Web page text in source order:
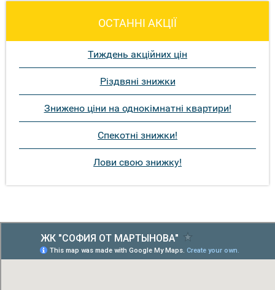
ОСТАННІ АКЦІЇ
Тиждень акційних цін
Різдвяні знижки
Знижено ціни на однокімнатні квартири!
Спекотні знижки!
Лови свою знижку!